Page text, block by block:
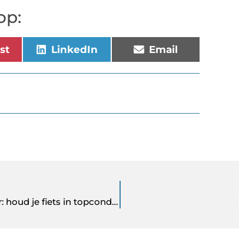
LinkedIn Email
Onderhoudstips van een professionele fietsenmaker: houd je fiets in topconditie